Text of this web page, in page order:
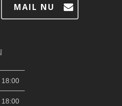
MAIL NU
18:00
18:00